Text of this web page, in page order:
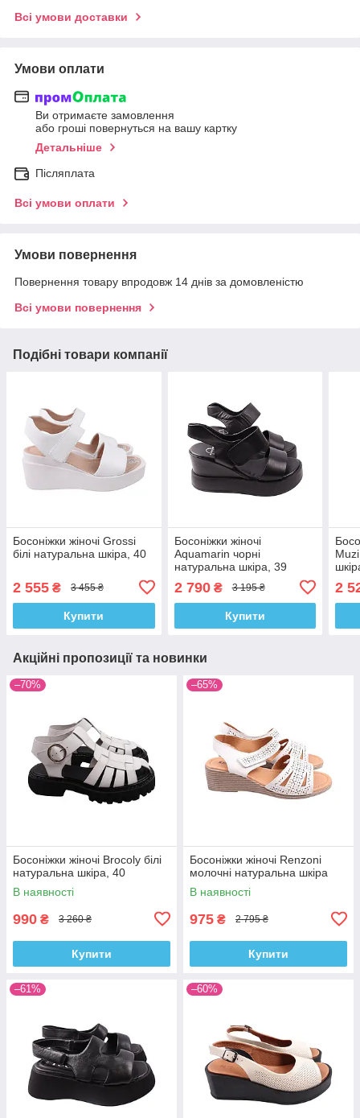
Всі умови доставки
Умови оплати
Ви отримаєте замовлення
або гроші повернуться на вашу картку
Детальніше
Післяплата
Всі умови оплати
Умови повернення
Повернення товару впродовж 14 днів за домовленістю
Всі умови повернення
Подібні товари компанії
Босоніжки жіночі Grossi
білі натуральна шкіра, 40
2 555 ₴ 3 455 ₴
Купити
Босоніжки жіночі
Aquamarin чорні
натуральна шкіра, 39
2 790₴ 3 195 ₴
Купити
2
Акційні пропозиції та новинки
–70%
Босоніжки жіночі Brocoly білі
натуральна шкіра, 40
В наявності
990 ₴ 3 260 ₴
Купити
–65%
Босоніжки жіночі Renzoni
молочні натуральна шкіра
В наявності
975 ₴ 2 795 ₴
Купити
–61% –60%